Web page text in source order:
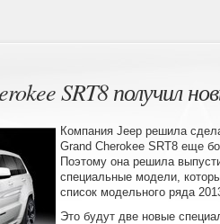
SRT8 получил
Компания Jeep решила
Grand Cherokee SRT8 еще
Поэтому она решила
специальные модели,
список модельного ряда
Это будут две новые